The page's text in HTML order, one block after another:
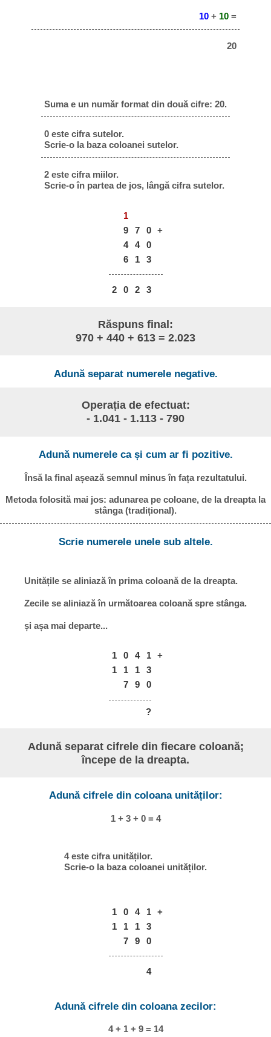
10 + 10 =
20
Suma e un număr format din două cifre: 20.
0 este cifra sutelor.
Scrie-o la baza coloanei sutelor.
2 este cifra miilor.
Scrie-o în partea de jos, lângă cifra sutelor.
1
9
7 0
+
4
4
0
6
1 3
2 0 2 3
Răspuns final:
970 + 440 + 613 = 2.023
Adună separat numerele negative.
Operația de efectuat:
- 1.041 - 1.113 - 790
Adună numerele ca și cum ar fi pozitive.
Însă la final așează semnul minus în fața rezultatului.
Metoda folosită mai jos: adunarea pe coloane, de la dreapta la
stânga (tradițional).
Scrie numerele unele sub altele.
Unitățile se aliniază în prima coloană de la dreapta.
Zecile se aliniază în următoarea coloană spre stânga.
și așa mai departe...
1 0 4 1
+
1
1 1
3
7
9 0
?
Adună separat cifrele din fiecare coloană;
începe de la dreapta.
Adună cifrele din coloana unităților:
1 + 3 + 0 = 4
4 este cifra unităților.
Scrie-o la baza coloanei unităților.
1 0 4 1
+
1
1 1
3
7
9 0
4
Adună cifrele din coloana zecilor:
4 + 1 + 9 = 14